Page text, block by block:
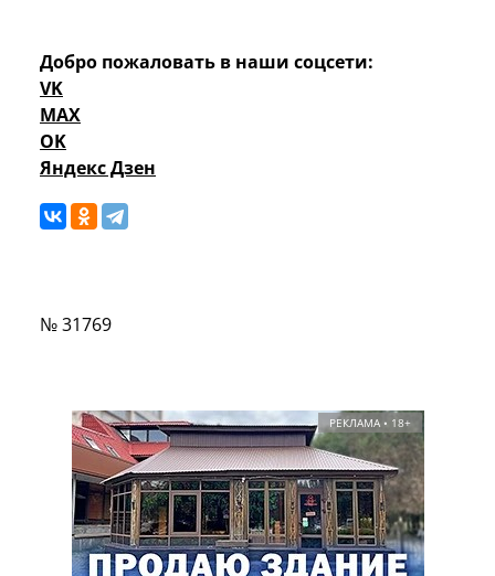
Добро пожаловать в наши соцсети:
VK
MAX
OK
Яндекс Дзен
№ 31769
РЕКЛАМА • 18+